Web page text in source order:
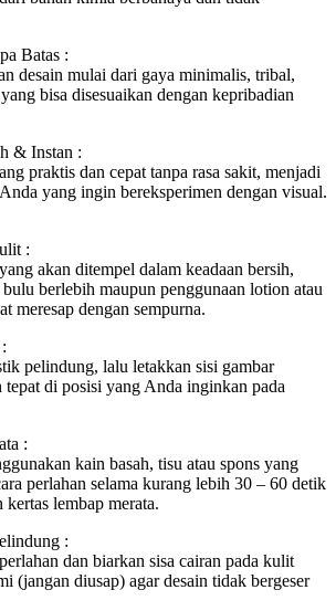
Batas :
desain mulai dari gaya minimalis, tribal,
bisa disesuaikan dengan kepribadian
& Instan :
praktis dan cepat tanpa rasa sakit, menjadi
yang ingin bereksperimen dengan visual.
:
akan ditempel dalam keadaan bersih,
berlebih maupun penggunaan lotion atau
meresap dengan sempurna.
pelindung, lalu letakkan sisi gambar
tepat di posisi yang Anda inginkan pada
:
kain basah, tisu atau spons yang
perlahan selama kurang lebih 30 – 60 detik
lembap merata.
:
dan biarkan sisa cairan pada kulit
(jangan diusap) agar desain tidak bergeser